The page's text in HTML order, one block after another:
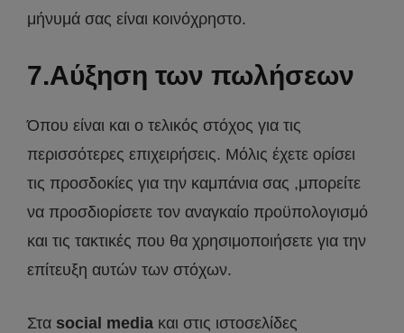
μήνυμά σας είναι κοινόχρηστο.
7.Αύξηση των πωλήσεων
Όπου είναι και ο τελικός στόχος για τις
περισσότερες επιχειρήσεις. Μόλις έχετε ορίσει
τις προσδοκίες για την καμπάνια σας ,μπορείτε
να προσδιορίσετε τον αναγκαίο προϋπολογισμό
και τις τακτικές που θα χρησιμοποιήσετε για την
επίτευξη αυτών των στόχων.
Στα social media και στις ιστοσελίδες